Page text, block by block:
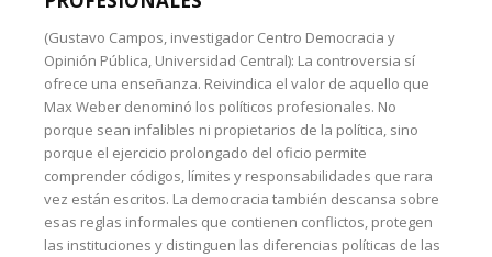
(Gustavo Campos, investigador Centro Democracia y
Opinión Pública, Universidad Central): La controversia sí
ofrece una enseñanza. Reivindica el valor de aquello que
Max Weber denominó los políticos profesionales. No
porque sean infalibles ni propietarios de la política, sino
porque el ejercicio prolongado del oficio permite
comprender códigos, límites y responsabilidades que rara
vez están escritos. La democracia también descansa sobre
esas reglas informales que contienen conflictos, protegen
las instituciones y distinguen las diferencias políticas de las